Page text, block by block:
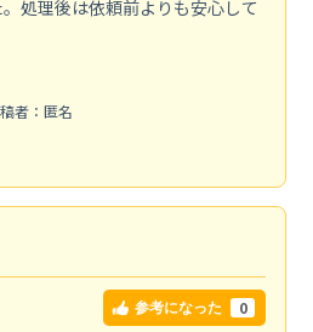
処理後は依頼前よりも安心して
者：匿名
参考になった 0